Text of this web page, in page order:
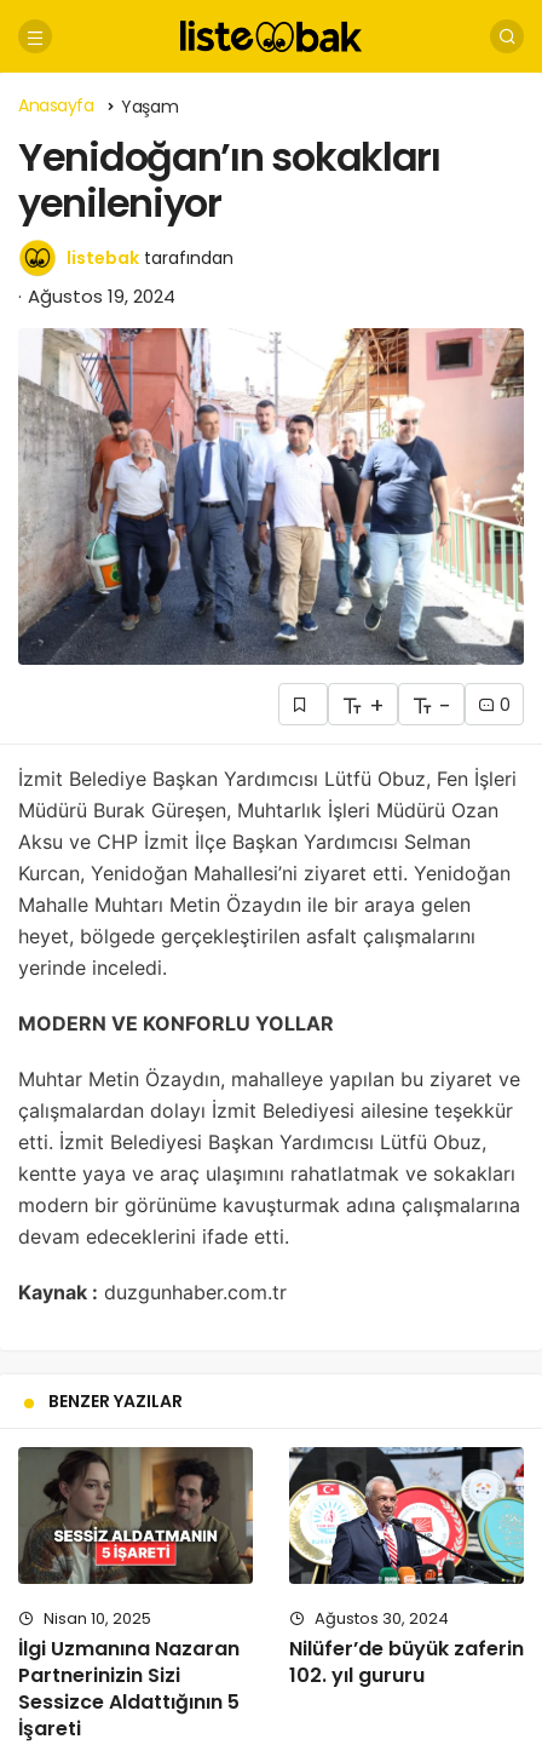
Anasayfa Yaşam
Yenidoğan’ın sokakları
yenileniyor
listebak tarafından
Ağustos 19, 2024
+ - 0
İzmit Belediye Başkan Yardımcısı Lütfü Obuz, Fen İşleri
Müdürü Burak Güreşen, Muhtarlık İşleri Müdürü Ozan
Aksu ve CHP İzmit İlçe Başkan Yardımcısı Selman
Kurcan, Yenidoğan Mahallesi’ni ziyaret etti. Yenidoğan
Mahalle Muhtarı Metin Özaydın ile bir araya gelen
heyet, bölgede gerçekleştirilen asfalt çalışmalarını
yerinde inceledi.
MODERN VE KONFORLU YOLLAR
Muhtar Metin Özaydın, mahalleye yapılan bu ziyaret ve
çalışmalardan dolayı İzmit Belediyesi ailesine teşekkür
etti. İzmit Belediyesi Başkan Yardımcısı Lütfü Obuz,
kentte yaya ve araç ulaşımını rahatlatmak ve sokakları
modern bir görünüme kavuşturmak adına çalışmalarına
devam edeceklerini ifade etti.
Kaynak : duzgunhaber.com.tr
BENZER YAZILAR
Nisan 10, 2025
İlgi Uzmanına Nazaran
Partnerinizin Sizi
Sessizce Aldattığının 5
İşareti
Ağustos 30, 2024
Nilüfer’de büyük zaferin
102. yıl gururu